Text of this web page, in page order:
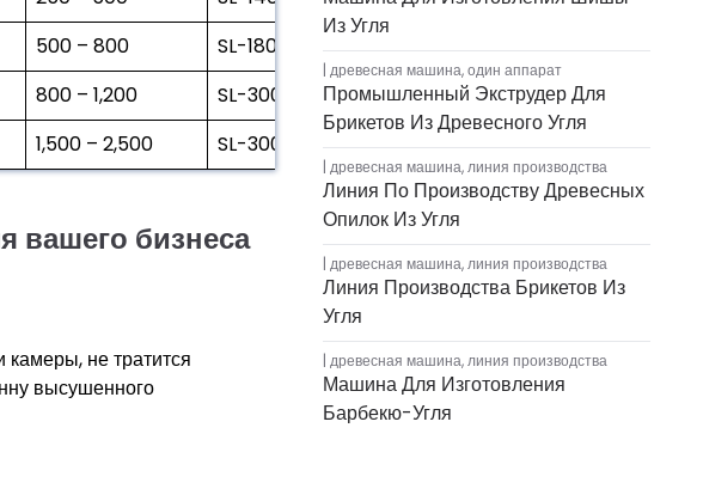
500 – 800
SL-180
800 – 1,200
SL-300 (частично)
1,500 – 2,500 SL-300 / SL-450
вашего бизнеса
камеры, не тратится
высушенного
Из Угля
древесная машина,один аппарат
Промышленный Экструдер Для
Брикетов Из Древесного Угля
древесная машина,линия производства
Линия По Производству Древесных
Опилок Из Угля
древесная машина,линия производства
Линия Производства Брикетов Из
Угля
древесная машина,линия производства
Машина Для Изготовления
Барбекю-Угля